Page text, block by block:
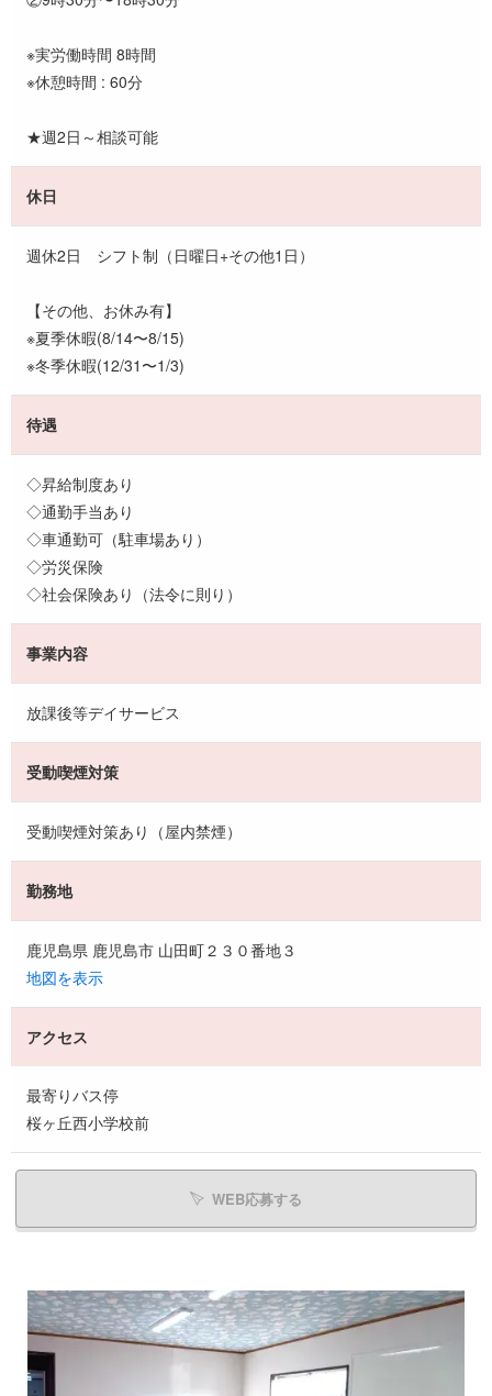
※実労働時間 8時間
※休憩時間 : 60分
★週2日～相談可能
休日
週休2日 シフト制（日曜日+その他1日）
【その他、お休み有】
※夏季休暇(8/14〜8/15)
※冬季休暇(12/31〜1/3)
待遇
◇昇給制度あり
◇通勤手当あり
◇車通勤可（駐車場あり）
◇労災保険
◇社会保険あり（法令に則り）
事業内容
放課後等デイサービス
受動喫煙対策
受動喫煙対策あり（屋内禁煙）
勤務地
鹿児島県 鹿児島市 山田町２３０番地３
地図を表示
アクセス
最寄りバス停
桜ヶ丘西小学校前
WEB応募する